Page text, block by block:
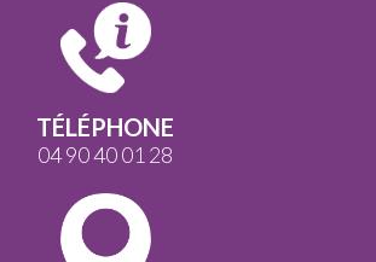
TÉLÉPHONE
04 90 40 01 28